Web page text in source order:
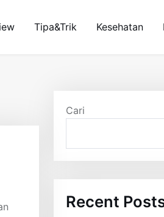
Tipa&Trik Kesehatan
Cari
Recent